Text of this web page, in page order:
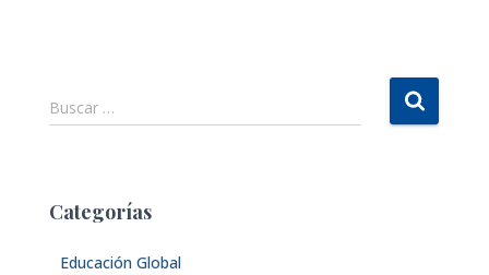
B
u
r
Buscar …
Categorías
Educación Global